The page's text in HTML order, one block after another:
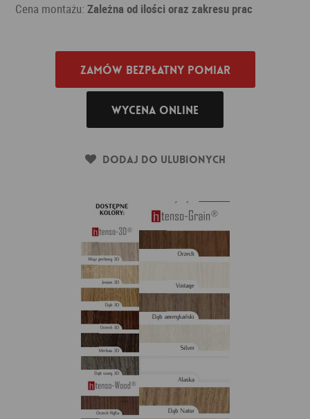
Cena montażu:Zależna od ilości oraz zakresu prac
Zamów bezpłatny pomiar
Wycena online
Dodaj do ulubionych